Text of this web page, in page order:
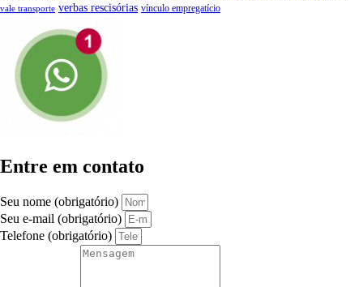
vale transporte verbas rescisórias vínculo empregatício
Entre em contato
Seu nome (obrigatório)
Seu e-mail (obrigatório)
Telefone (obrigatório)